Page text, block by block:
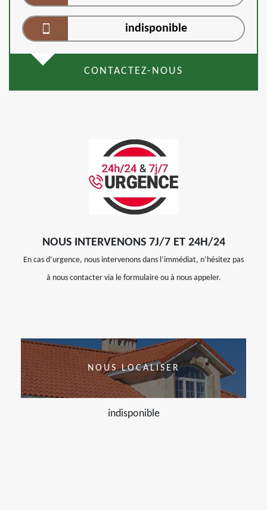
indisponible
CONTACTEZ-NOUS
NOUS INTERVENONS 7J/7 ET 24H/24
En cas d’urgence, nous intervenons dans l’immédiat, n’hésitez pas
à nous contacter via le formulaire ou à nous appeler.
NOUS LOCALISER
indisponible